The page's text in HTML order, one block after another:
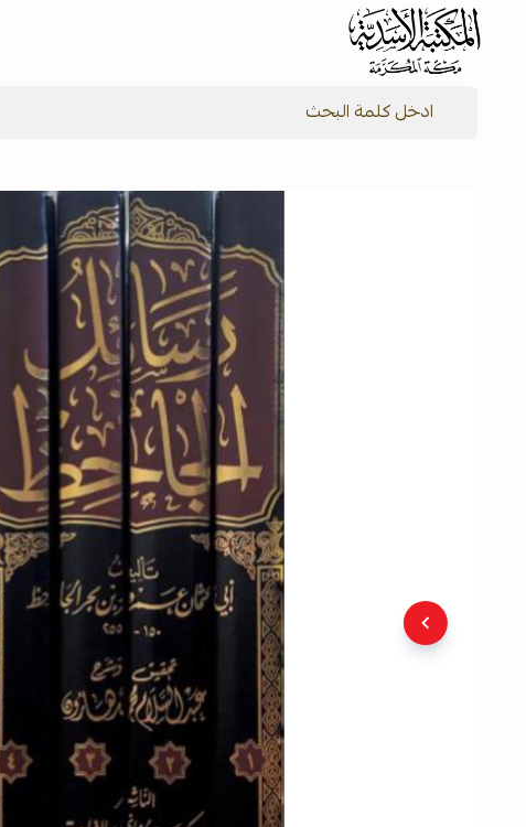
شركة المكتبة الأسدية للنشر والتوزيع